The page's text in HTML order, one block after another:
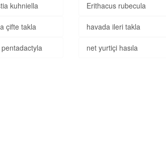
kuhniella Erithacus rubecula
çifte takla havada ileri takla
net yurtiçi hasıla